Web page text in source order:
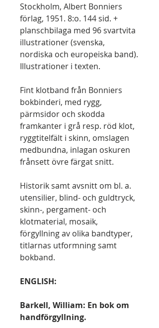
Stockholm, Albert Bonniers
förlag, 1951. 8:o. 144 sid. +
planschbilaga med 96 svartvita
illustrationer (svenska,
nordiska och europeiska band).
Illustrationer i texten.
Fint klotband från Bonniers
bokbinderi, med rygg,
pärmsidor och skodda
framkanter i grå resp. röd klot,
ryggtitelfält i skinn, omslagen
medbundna, inlagan oskuren
frånsett övre färgat snitt.
Historik samt avsnitt om bl. a.
utensilier, blind- och guldtryck,
skinn-, pergament- och
klotmaterial, mosaik,
förgyllning av olika bandtyper,
titlarnas utformning samt
bokband.
ENGLISH:
Barkell, William: En bok om
handförgyllning.